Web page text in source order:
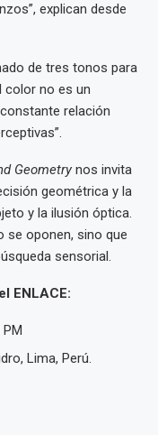
explican desde
de tres tonos para
color no es un
relación
Geometrynos invita
geométrica y la
y la ilusión óptica.
se oponen, sino que
sensorial.
ENLACE:
Lima, Perú.